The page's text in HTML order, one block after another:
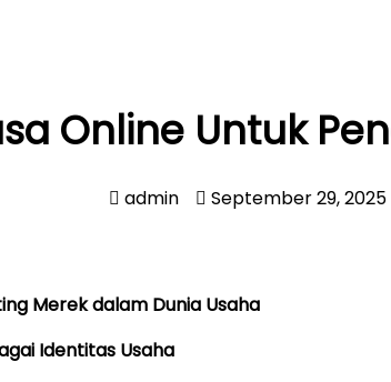
Online Untuk
admin September 29, 2025
Merek dalam Dunia Usaha
Identitas Usaha